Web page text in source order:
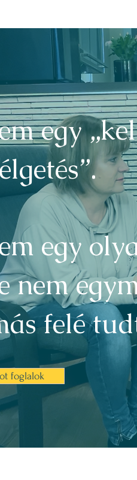
egy
egy
nem
felé
foglalok